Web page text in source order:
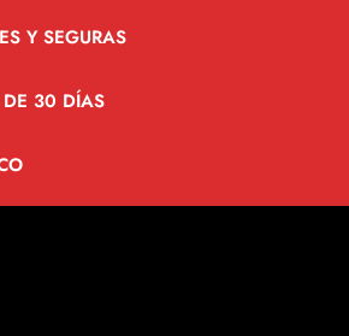
Y SEGURAS
DE 30 DÍAS